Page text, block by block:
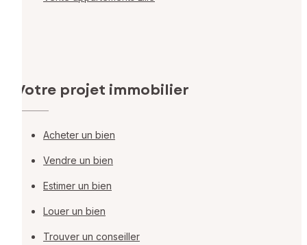
Votre projet immobilier
Acheter un bien
Vendre un bien
Estimer un bien
Louer un bien
Trouver un conseiller